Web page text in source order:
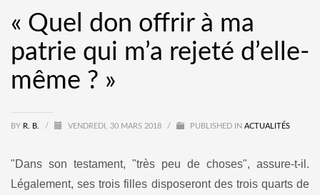
« Quel don offrir à ma
patrie qui m’a rejeté d’elle-
même ? »
BY R. B. / VENDREDI, 30 MARS 2018 / PUBLISHED IN ACTUALITÉS
"Dans son testament, "très peu de choses", assure-t-il.
Légalement, ses trois filles disposeront des trois quarts de